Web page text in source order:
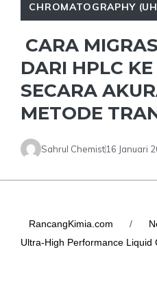
CHROMATOGRAPHY
CARA
DARI HPLC
SECARA
METODE
Sahrul Chemist16 Januari
RancangKimia.com /
Ultra-High Performance Liquid